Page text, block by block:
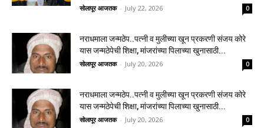
सोलापूर आजतक - July 22, 2026 0
नराधमाला जन्मठेप..पत्नी व मुलीच्या खून प्रकरणी संजय कोरे
यास जन्मठेपेची शिक्षा, मांजरांच्या पिलाच्या खुनासाठी...
सोलापूर आजतक - July 20, 2026 0
नराधमाला जन्मठेप..पत्नी व मुलीच्या खून प्रकरणी संजय कोरे
यास जन्मठेपेची शिक्षा, मांजरांच्या पिलाच्या खुनासाठी...
सोलापूर आजतक - July 20, 2026 0